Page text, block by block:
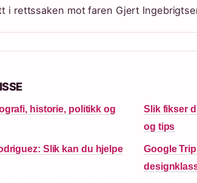
i rettssaken mot faren Gjert
historie, politikk og
Slik fikser
og tips
Slik kan du hjelpe
Google